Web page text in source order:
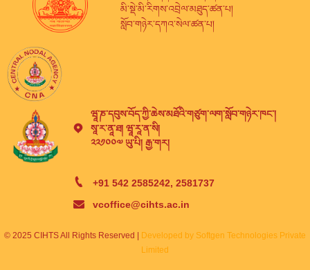
མི་སྡེ་མི་རིགས་འབྲེལ་མཐུད་ཚན་པ།
སློབ་གཉེར་དཀའ་སེལ་ཚན་པ།
ཝཱ་ཎ་དབུས་བོད་ཀྱི་ཆེས་མཐོའི་གཙུག་ལག་སློབ་གཉེར་ཁང་།
སཱ་ར་ནཱ་ཐ། ཝཱ་རཱ་ན་སི།
༢༢༡༠༠༧ ཡུ་པི། རྒྱ་གར།
+91 542 2585242, 2581737
vcoffice@cihts.ac.in
© 2025 CIHTS All Rights Reserved | Developed by Softgen Technologies Private
Limited